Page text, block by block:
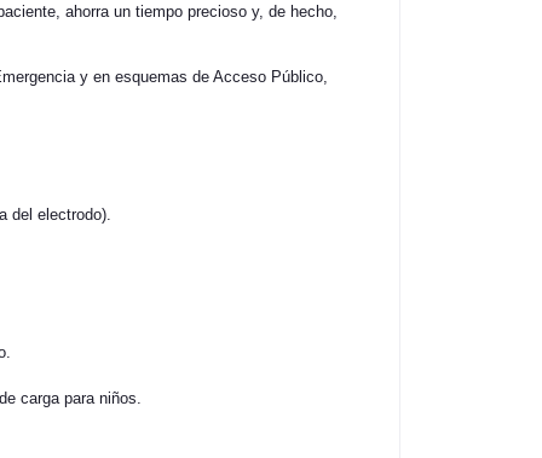
ahorra un tiempo precioso y, de hecho,
y en esquemas de Acceso Público,
del electrodo).
carga para niños.